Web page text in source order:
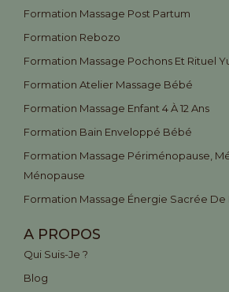
Formation Massage Post Partum
Formation Rebozo
Formation Massage Pochons Et Rituel
Formation Atelier Massage Bébé
Formation Massage Enfant 4 À 12 Ans
Formation Bain Enveloppé Bébé
Formation Massage Périménopause,
Ménopause
Formation Massage Énergie Sacrée De
A PROPOS
Qui Suis-Je ?
Blog